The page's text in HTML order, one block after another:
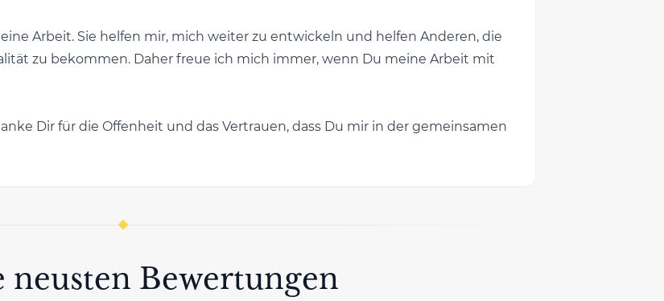
Arbeit. Sie helfen mir, mich weiter zu entwickeln und helfen Anderen, die
zu bekommen. Daher freue ich mich immer, wenn Du meine Arbeit mit
Dir für die Offenheit und das Vertrauen, dass Du mir in der gemeinsamen
neusten Bewertungen